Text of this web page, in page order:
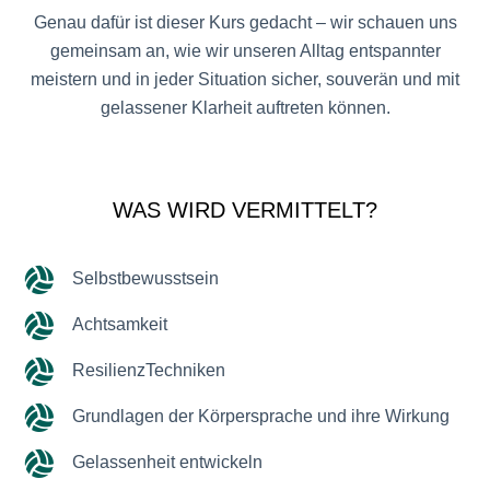
Genau dafür ist dieser Kurs gedacht – wir schauen uns
gemeinsam an, wie wir unseren Alltag entspannter
meistern und in jeder Situation sicher, souverän und mit
gelassener Klarheit auftreten können.
WAS WIRD VERMITTELT?
Selbstbewusstsein
Achtsamkeit
ResilienzTechniken
Grundlagen der Körpersprache und ihre Wirkung
Gelassenheit entwickeln